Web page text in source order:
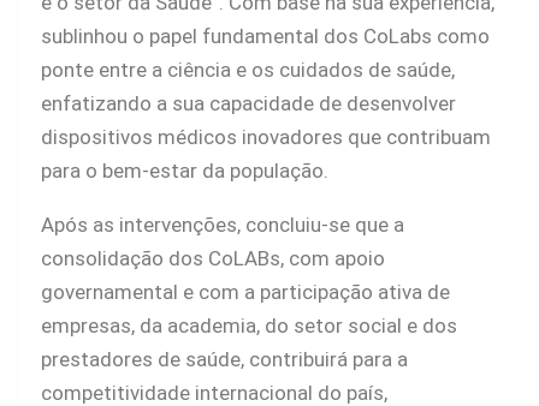
sublinhou o papel fundamental dos CoLabs como
ponte entre a ciência e os cuidados de saúde,
enfatizando a sua capacidade de desenvolver
dispositivos médicos inovadores que contribuam
para o bem-estar da população.
Após as intervenções, concluiu-se que a
consolidação dos CoLABs, com apoio
governamental e com a participação ativa de
empresas, da academia, do setor social e dos
prestadores de saúde, contribuirá para a
competitividade internacional do país,